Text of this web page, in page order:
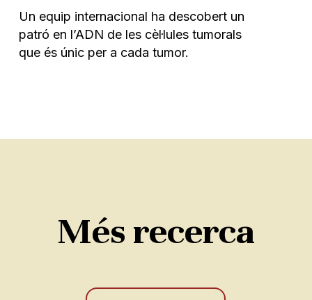
Un equip internacional ha descobert un
patró en l’ADN de les cèl·lules tumorals
que és únic per a cada tumor.
Més recerca